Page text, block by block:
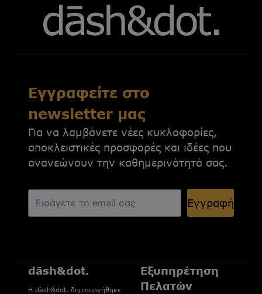
Εγγραφείτε στο
newsletter μας
Για να λαμβάνετε νέες κυκλοφορίες,
αποκλειστικές προσφορές και ιδέες που
ανανεώνουν την καθημερινότητά σας.
Εγγραφή
dāsh&dot.
H dāsh&dot. δημιουργήθηκε
Εξυπηρέτηση
Πελατών